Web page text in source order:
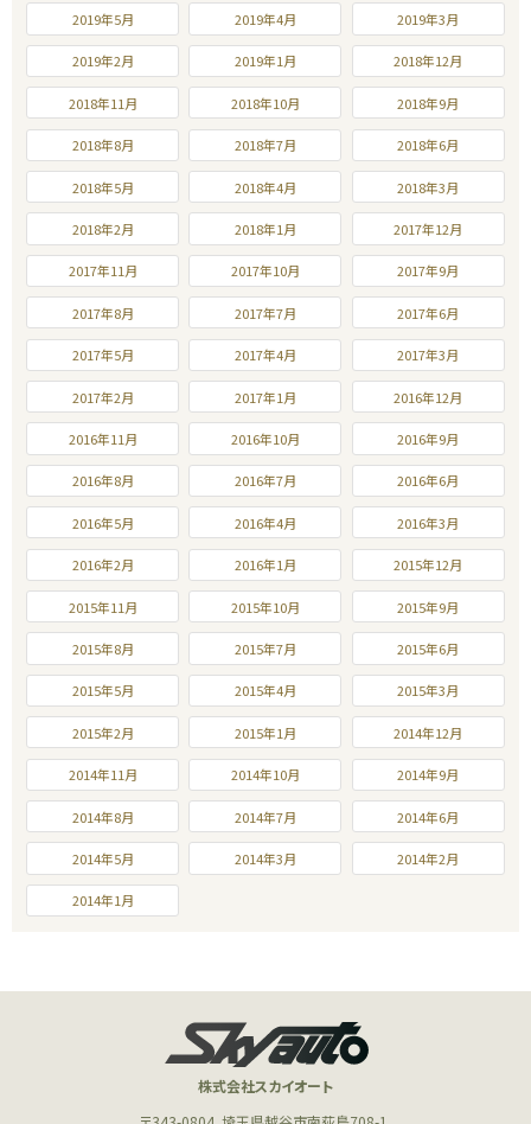
2019年5月 2019年4月 2019年3月
2019年2月 2019年1月 2018年12月
2018年11月 2018年10月 2018年9月
2018年8月 2018年7月 2018年6月
2018年5月 2018年4月 2018年3月
2018年2月 2018年1月 2017年12月
2017年11月 2017年10月 2017年9月
2017年8月 2017年7月 2017年6月
2017年5月 2017年4月 2017年3月
2017年2月 2017年1月 2016年12月
2016年11月 2016年10月 2016年9月
2016年8月 2016年7月 2016年6月
2016年5月 2016年4月 2016年3月
2016年2月 2016年1月 2015年12月
2015年11月 2015年10月 2015年9月
2015年8月 2015年7月 2015年6月
2015年5月 2015年4月 2015年3月
2015年2月 2015年1月 2014年12月
2014年11月 2014年10月 2014年9月
2014年8月 2014年7月 2014年6月
2014年5月 2014年3月 2014年2月
2014年1月
株式会社スカイオート